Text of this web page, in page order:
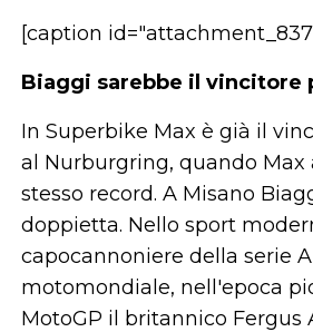
[caption
Biaggi sarebbe il vincitore
In Superbike Max è già il
al Nurburgring, quando Max
stesso record. A Misano
doppietta. Nello sport
capocannoniere della serie
motomondiale, nell'epoca
MotoGP il britannico Fergus